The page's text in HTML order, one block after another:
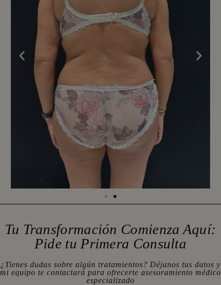
Tu Transformación Comienza Aquí:
Pide tu Primera Consulta
¿Tienes dudas sobre algún tratamientos? Déjanos tus datos y
mi equipo te contactará para ofrecerte asesoramiento médico
especializado